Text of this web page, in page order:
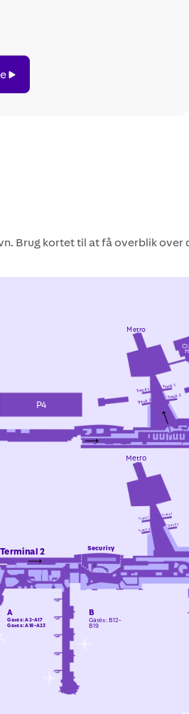
Brug kortet til at få overblik over